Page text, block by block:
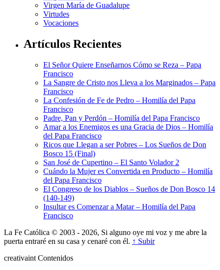
Virgen María de Guadalupe
Virtudes
Vocaciones
Artículos Recientes
El Señor Quiere Enseñarnos Cómo se Reza – Papa
Francisco
La Sangre de Cristo nos Lleva a los Marginados – Papa
Francisco
La Confesión de Fe de Pedro – Homilía del Papa
Francisco
Padre, Pan y Perdón – Homilía del Papa Francisco
Amar a los Enemigos es una Gracia de Dios – Homilía
del Papa Francisco
Ricos que Llegan a ser Pobres – Los Sueños de Don
Bosco 15 (Final)
San José de Cupertino – El Santo Volador 2
Cuándo la Mujer es Convertida en Producto – Homilía
del Papa Francisco
El Congreso de los Diablos – Sueños de Don Bosco 14
(140-149)
Insultar es Comenzar a Matar – Homilía del Papa
Francisco
La Fe Católica © 2003 - 2026, Si alguno oye mi voz y me abre la
puerta entraré en su casa y cenaré con él. ↑ Subir
creativaint Contenidos